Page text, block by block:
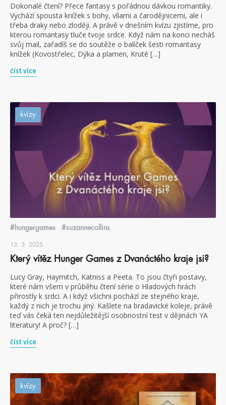
Dokonalé čtení? Přece fantasy s pořádnou dávkou romantiky.
Vychází spousta knížek s bohy, vílami a čarodějnicemi, ale i
třeba draky nebo zloději. A právě v dnešním kvízu zjistíme, pro
kterou romantasy tluče tvoje srdce. Když nám na konci necháš
svůj mail, zařadíš se do soutěže o balíček šesti romantasy
knížek (Kovostřelec, Dýka a plamen, Kruté […]
číst více
kvízy
#hungergames #suzannecollins
13. 3. 2025
Který vítěz Hunger Games z Dvanáctého kraje jsi?
Lucy Gray, Haymitch, Katniss a Peeta. To jsou čtyři postavy,
které nám všem v průběhu čtení série o Hladových hrách
přirostly k srdci. A i když všichni pochází ze stejného kraje,
každý z nich je trochu jiný. Kašlete na bradavické koleje, právě
teď vás čeká ten nejdůležitější osobnostní test v dějinách YA
literatury! A proč? […]
číst více
kvízy